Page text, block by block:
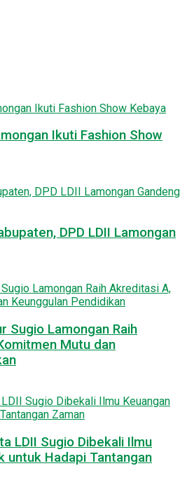
Ikuti Fashion Show
DPD LDII Lamongan
Sugio Lamongan Raih
Mutu dan
LDII Sugio Dibekali Ilmu
untuk Hadapi Tantangan